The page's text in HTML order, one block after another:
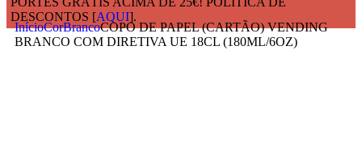
DESCONTOS [AQUI].
InícioCorBrancoCOPO DE PAPEL (CARTÃO) VENDING
BRANCO COM DIRETIVA UE 18CL (180ML/6OZ)